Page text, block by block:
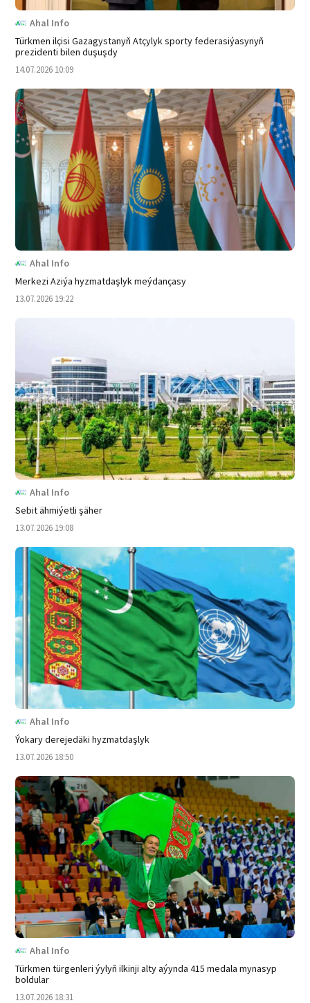
Ahal Info
Türkmen ilçisi Gazagystanyň Atçylyk sporty federasiýasynyň
prezidenti bilen duşuşdy
14.07.2026 10:09
Ahal Info
Merkezi Aziýa hyzmatdaşlyk meýdançasy
13.07.2026 19:22
Ahal Info
Sebit ähmiýetli şäher
13.07.2026 19:08
Ahal Info
Ýokary derejedäki hyzmatdaşlyk
13.07.2026 18:50
Ahal Info
Türkmen türgenleri ýylyň ilkinji alty aýynda 415 medala mynasyp
boldular
13.07.2026 18:31